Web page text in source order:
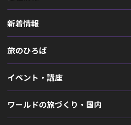
新着情報
旅のひろば
イベント・講座
ワールドの旅づくり・国内